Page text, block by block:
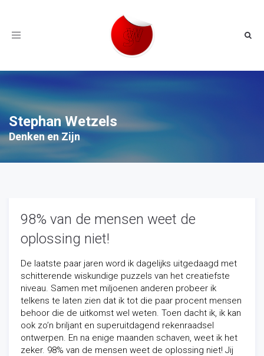
Toggle
Stephan Wetzels
Denken en Zijn
98% van de mensen weet de
oplossing niet!
De laatste paar jaren word ik dagelijks uitgedaagd met
schitterende wiskundige puzzels van het creatiefste
niveau. Samen met miljoenen anderen probeer ik
telkens te laten zien dat ik tot die paar procent mensen
behoor die de uitkomst wel weten. Toen dacht ik, ik kan
ook zo’n briljant en superuitdagend rekenraadsel
ontwerpen. En na enige maanden schaven, weet ik het
zeker. 98% van de mensen weet de oplossing niet! Jij